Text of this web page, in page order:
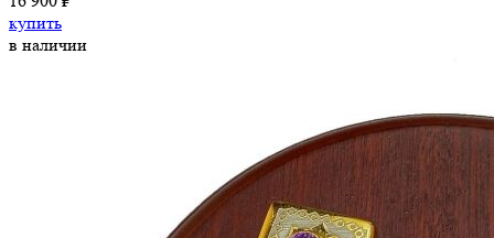
купить
в наличии